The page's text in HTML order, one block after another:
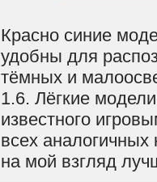
Красно синие
удобны для
тёмных и
1.6. Лёгкие
известного
всех аналогичных
на мой взгляд